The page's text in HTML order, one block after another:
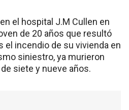
el hospital J.M Cullen en
de 20 años que resultó
el incendio de su vivienda en
siniestro, ya murieron
siete y nueve años.